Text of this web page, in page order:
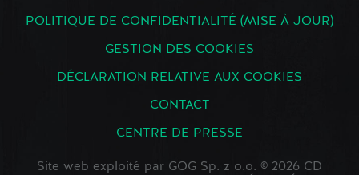
POLITIQUE DE CONFIDENTIALITÉ (MISE À JOUR)
GESTION DES COOKIES
DÉCLARATION RELATIVE AUX COOKIES
CONTACT
CENTRE DE PRESSE
Site web exploité par GOG Sp. z o.o. © 2026 CD